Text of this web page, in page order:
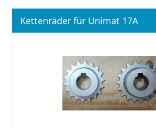
Kettenräder für Unimat 17A